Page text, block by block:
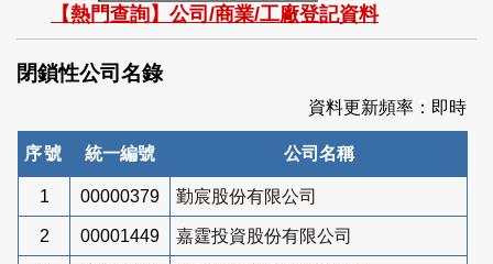
檢
索
【熱門查詢】公司/商業/工廠登記資料
閉鎖性公司名錄
資料更新頻率：即時
序號 統一編號 公司名稱
1 00000379 勤宸股份有限公司
2 00001449 嘉霆投資股份有限公司